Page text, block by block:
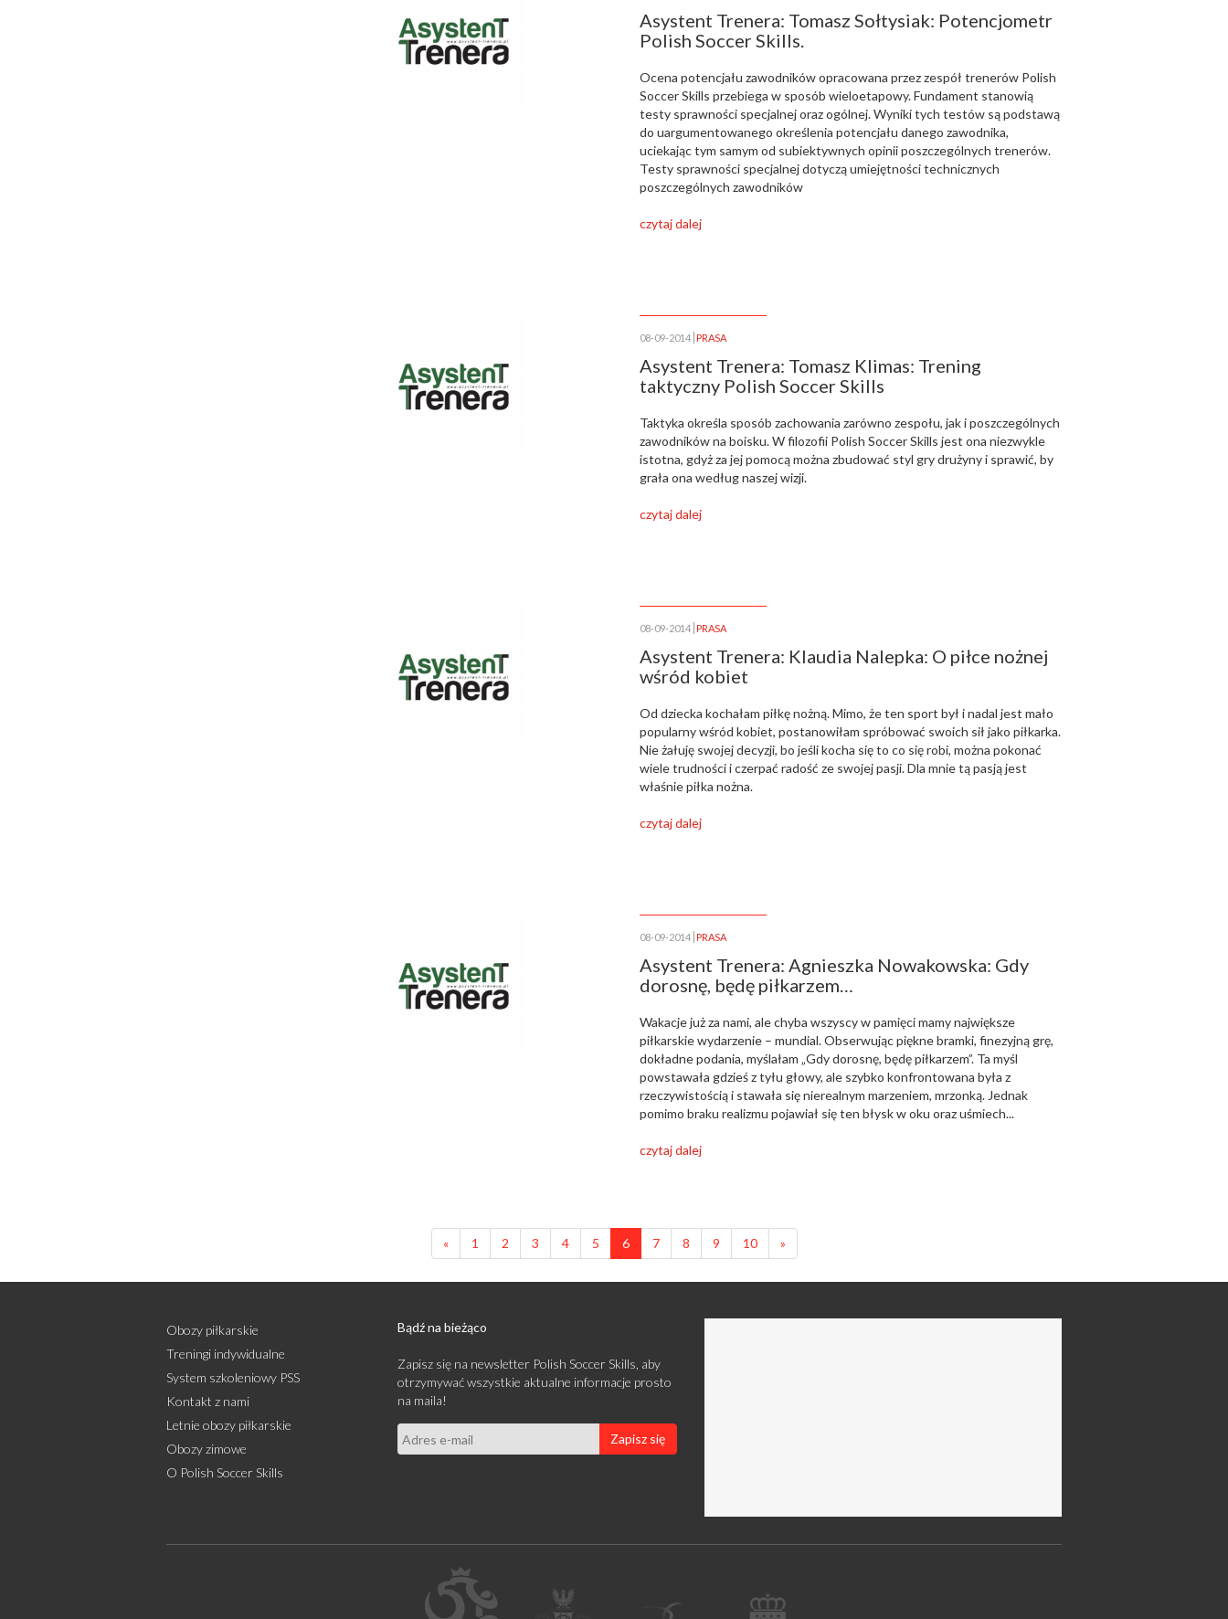
Asystent Trenera: Tomasz Sołtysiak: Potencjometr
Polish Soccer Skills.
Ocena potencjału zawodników opracowana przez zespół trenerów Polish
Soccer Skills przebiega w sposób wieloetapowy. Fundament stanowią
testy sprawności specjalnej oraz ogólnej. Wyniki tych testów są podstawą
do uargumentowanego określenia potencjału danego zawodnika,
uciekając tym samym od subiektywnych opinii poszczególnych trenerów.
Testy sprawności specjalnej dotyczą umiejętności technicznych
poszczególnych zawodników
czytaj dalej
08-09-2014 PRASA
Asystent Trenera: Tomasz Klimas: Trening
taktyczny Polish Soccer Skills
Taktyka określa sposób zachowania zarówno zespołu, jak i poszczególnych
zawodników na boisku. W filozofii Polish Soccer Skills jest ona niezwykle
istotna, gdyż za jej pomocą można zbudować styl gry drużyny i sprawić, by
grała ona według naszej wizji.
czytaj dalej
08-09-2014 PRASA
Asystent Trenera: Klaudia Nalepka: O piłce nożnej
wśród kobiet
Od dziecka kochałam piłkę nożną. Mimo, że ten sport był i nadal jest mało
popularny wśród kobiet, postanowiłam spróbować swoich sił jako piłkarka.
Nie żałuję swojej decyzji, bo jeśli kocha się to co się robi, można pokonać
wiele trudności i czerpać radość ze swojej pasji. Dla mnie tą pasją jest
właśnie piłka nożna.
czytaj dalej
08-09-2014 PRASA
Asystent Trenera: Agnieszka Nowakowska: Gdy
dorosnę, będę piłkarzem…
Wakacje już za nami, ale chyba wszyscy w pamięci mamy największe
piłkarskie wydarzenie – mundial. Obserwując piękne bramki, finezyjną grę,
dokładne podania, myślałam „Gdy dorosnę, będę piłkarzem”. Ta myśl
powstawała gdzieś z tyłu głowy, ale szybko konfrontowana była z
rzeczywistością i stawała się nierealnym marzeniem, mrzonką. Jednak
pomimo braku realizmu pojawiał się ten błysk w oku oraz uśmiech...
czytaj dalej
« 1 2 3 4 5 6 7 8 9 10 »
Obozy piłkarskie
Treningi indywidualne
System szkoleniowy PSS
Kontakt z nami
Letnie obozy piłkarskie
Obozy zimowe
O Polish Soccer Skills
Bądź na bieżąco
Zapisz się na newsletter Polish Soccer Skills, aby
otrzymywać wszystkie aktualne informacje prosto
na maila!
Zapisz się